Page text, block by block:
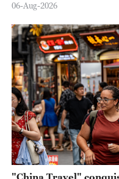
06-Aug-2026
"China Travel"